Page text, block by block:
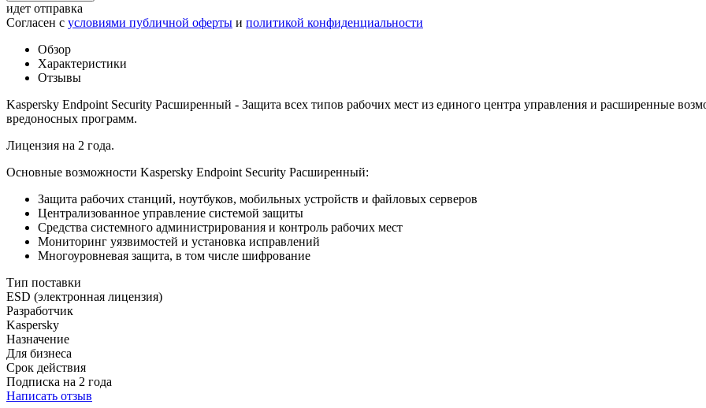
идет отправка
Согласен с условиями публичной оферты и политикой конфиденциальности
Обзор
Характеристики
Отзывы
Kaspersky Endpoint Security Расширенный - Защита всех типов рабочих мест из единого центра управления и расширенные
вредоносных программ.
Лицензия на 2 года.
Основные возможности Kaspersky Endpoint Security Расширенный:
Защита рабочих станций, ноутбуков, мобильных устройств и файловых серверов
Централизованное управление системой защиты
Средства системного администрирования и контроль рабочих мест
Мониторинг уязвимостей и установка исправлений
Многоуровневая защита, в том числе шифрование
Тип поставки
ESD (электронная лицензия)
Разработчик
Kaspersky
Назначение
Для бизнеса
Срок действия
Подписка на 2 года
Написать отзыв